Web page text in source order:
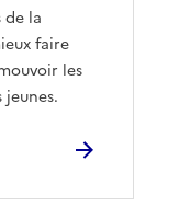
de la
faire
les